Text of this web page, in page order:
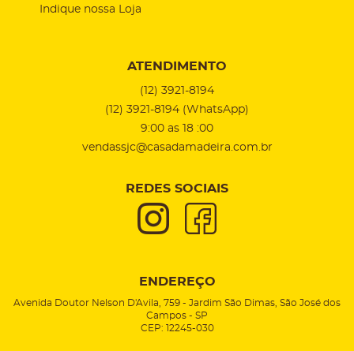
Indique nossa Loja
ATENDIMENTO
(12) 3921-8194
(12) 3921-8194 (WhatsApp)
9:00 as 18 :00
vendassjc@casadamadeira.com.br
REDES SOCIAIS
ENDEREÇO
Avenida Doutor Nelson D'Avila, 759 - Jardim São Dimas, São José dos
Campos - SP
CEP: 12245-030